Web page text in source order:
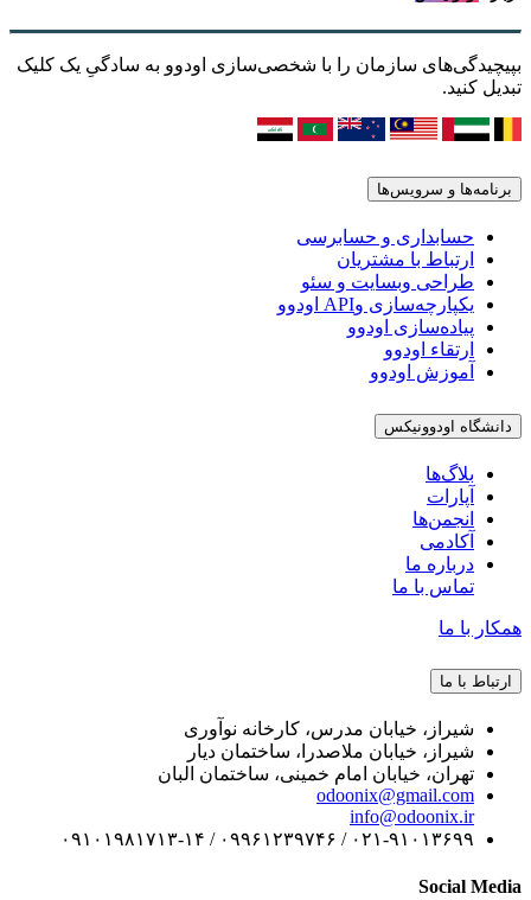
بپیچیدگی‌های سازمان را با شخصی‌سازی اودوو به سادگیِ یک کلیک
تبدیل کنید.
برنامه‌ها و سرویس‌ها
حسابداری و حسابرسی
ارتباط با مشتریان
طراحی وبسایت و سئو
یکپارچه‌سازی وAPI اودوو
پیاده‌سازی اودوو
ارتقاء اودوو
آموزش اودوو
دانشگاه اودوونیکس
بلاگ‌ها
آپارات
انجمن‌ها
آکادمی
درباره ما
تماس با ما
همکار با ما
ارتباط با ما
شیراز، خیابان مدرس، کارخانه نوآوری
شیراز، خیابان ملاصدرا، ساختمان دیار
تهران، خیابان امام خمینی، ساختمان البان
odoonix@gmail.com
info@odoonix.ir
۰۲۱-۹۱۰۱۳۶۹۹ / ۰۹۹۶۱۲۳۹۷۴۶ / ۰۹۱۰۱۹۸۱۷۱۳-۱۴
Social Media